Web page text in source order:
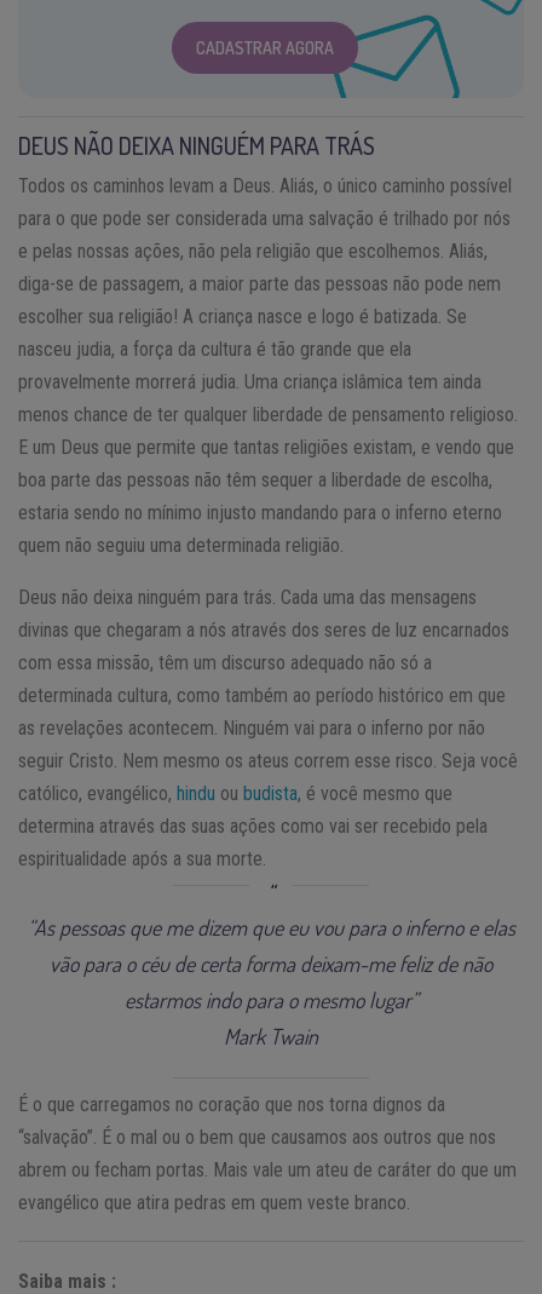
CADASTRAR AGORA
DEUS NÃO DEIXA NINGUÉM PARA TRÁS
Todos os caminhos levam a Deus. Aliás, o único caminho possível
para o que pode ser considerada uma salvação é trilhado por nós
e pelas nossas ações, não pela religião que escolhemos. Aliás,
diga-se de passagem, a maior parte das pessoas não pode nem
escolher sua religião! A criança nasce e logo é batizada. Se
nasceu judia, a força da cultura é tão grande que ela
provavelmente morrerá judia. Uma criança islâmica tem ainda
menos chance de ter qualquer liberdade de pensamento religioso.
E um Deus que permite que tantas religiões existam, e vendo que
boa parte das pessoas não têm sequer a liberdade de escolha,
estaria sendo no mínimo injusto mandando para o inferno eterno
quem não seguiu uma determinada religião.
Deus não deixa ninguém para trás. Cada uma das mensagens
divinas que chegaram a nós através dos seres de luz encarnados
com essa missão, têm um discurso adequado não só a
determinada cultura, como também ao período histórico em que
as revelações acontecem. Ninguém vai para o inferno por não
seguir Cristo. Nem mesmo os ateus correm esse risco. Seja você
católico, evangélico, hindu ou budista, é você mesmo que
determina através das suas ações como vai ser recebido pela
espiritualidade após a sua morte.
“As pessoas que me dizem que eu vou para o inferno e elas
vão para o céu de certa forma deixam-me feliz de não
estarmos indo para o mesmo lugar”
Mark Twain
É o que carregamos no coração que nos torna dignos da
“salvação”. É o mal ou o bem que causamos aos outros que nos
abrem ou fecham portas. Mais vale um ateu de caráter do que um
evangélico que atira pedras em quem veste branco.
Saiba mais :